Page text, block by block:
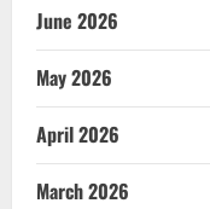
June 2026
May 2026
April 2026
March 2026